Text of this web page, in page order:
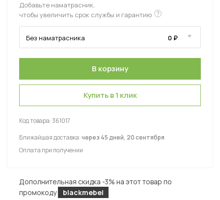
Добавьте наматрасник,
чтобы увеличить срок службы и гарантию ?
Купить в 1 клик
Код товара:361017
Ближайшая доставка:через 45 дней, 20 сентября
Оплата при получении
Дополнительная скидка -3% на этот товар по
промокоду
blackmebel